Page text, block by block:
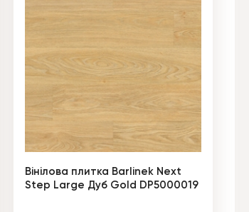
Вінілова плитка Barlinek Next
Step Large Дуб Gold DP5000019